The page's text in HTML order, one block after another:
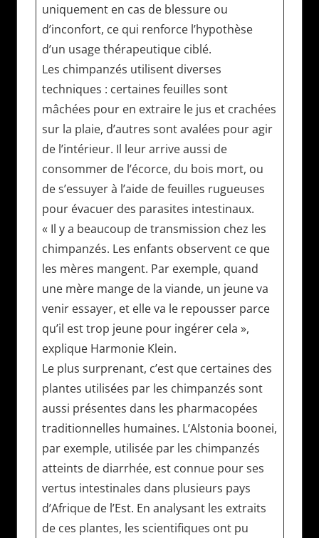
uniquement en cas de blessure ou
d’inconfort, ce qui renforce l’hypothèse
d’un usage thérapeutique ciblé.
Les chimpanzés utilisent diverses
techniques : certaines feuilles sont
mâchées pour en extraire le jus et crachées
sur la plaie, d’autres sont avalées pour agir
de l’intérieur. Il leur arrive aussi de
consommer de l’écorce, du bois mort, ou
de s’essuyer à l’aide de feuilles rugueuses
pour évacuer des parasites intestinaux.
« Il y a beaucoup de transmission chez les
chimpanzés. Les enfants observent ce que
les mères mangent. Par exemple, quand
une mère mange de la viande, un jeune va
venir essayer, et elle va le repousser parce
qu’il est trop jeune pour ingérer cela »,
explique Harmonie Klein.
Le plus surprenant, c’est que certaines des
plantes utilisées par les chimpanzés sont
aussi présentes dans les pharmacopées
traditionnelles humaines. L’Alstonia boonei,
par exemple, utilisée par les chimpanzés
atteints de diarrhée, est connue pour ses
vertus intestinales dans plusieurs pays
d’Afrique de l’Est. En analysant les extraits
de ces plantes, les scientifiques ont pu